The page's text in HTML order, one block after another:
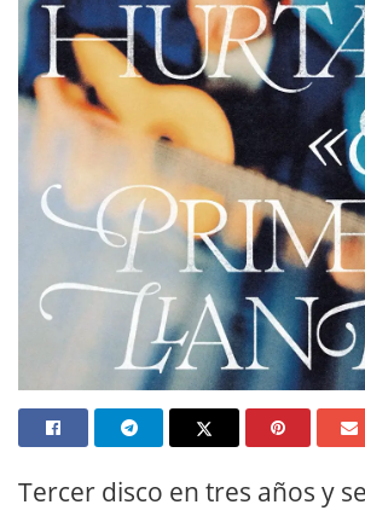
Tercer disco en tres años y